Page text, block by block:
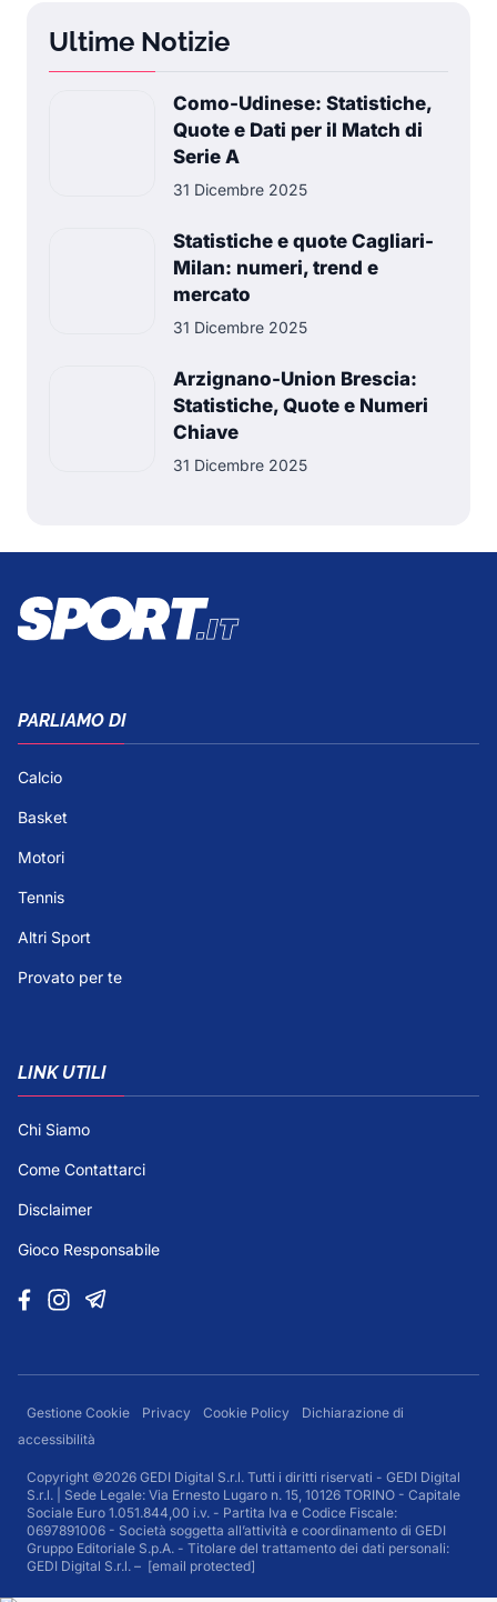
Ultime Notizie
Como-Udinese: Statistiche,
Quote e Dati per il Match di
Serie A
31 Dicembre 2025
Statistiche e quote Cagliari-
Milan: numeri, trend e
mercato
31 Dicembre 2025
Arzignano-Union Brescia:
Statistiche, Quote e Numeri
Chiave
31 Dicembre 2025
PARLIAMO DI
Calcio
Basket
Motori
Tennis
Altri Sport
Provato per te
LINK UTILI
Chi Siamo
Come Contattarci
Disclaimer
Gioco Responsabile
Gestione Cookie Privacy Cookie Policy
Dichiarazione di
accessibilità
Copyright ©2026 GEDI Digital S.r.l. Tutti i diritti riservati - GEDI Digital
S.r.l. | Sede Legale: Via Ernesto Lugaro n. 15, 10126 TORINO - Capitale
Sociale Euro 1.051.844,00 i.v. - Partita Iva e Codice Fiscale:
0697891006 - Società soggetta all’attività e coordinamento di GEDI
Gruppo Editoriale S.p.A. - Titolare del trattamento dei dati personali:
GEDI Digital S.r.l. – [email protected]